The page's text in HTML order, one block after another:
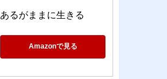
あるがままに生きる
Amazonで見る